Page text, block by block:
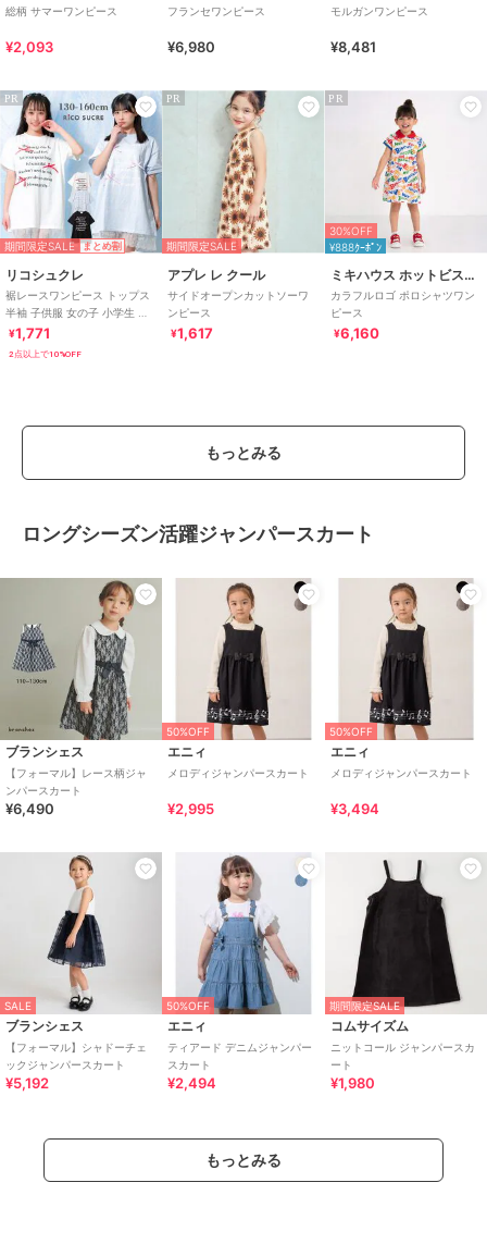
総柄 サマーワンピース
¥2,093
フランセワンピース
¥6,980
モルガンワンピース
¥8,481
PR
期間限定SALE まとめ割
リコシュクレ
裾レースワンピース トップス
半袖 子供服 女の子 小学生 中
学生
¥1,771
2点以上で10%OFF
PR
期間限定SALE
アプレ レ クール
サイドオープンカットソーワ
ンピース
¥1,617
PR
30%OFF
¥888ｸｰﾎﾟﾝ
ミキハウス ホットビスケッツ
カラフルロゴ ポロシャツワン
ピース
¥6,160
もっとみる
ロングシーズン活躍ジャンパースカート
ブランシェス
【フォーマル】レース柄ジャ
ンパースカート
¥6,490
50%OFF
エニィ
メロディジャンパースカート
¥2,995
50%OFF
エニィ
メロディジャンパースカート
¥3,494
SALE
ブランシェス
【フォーマル】シャドーチェ
ックジャンパースカート
¥5,192
50%OFF
エニィ
ティアード デニムジャンパー
スカート
¥2,494
期間限定SALE
コムサイズム
ニットコール ジャンパースカ
ート
¥1,980
もっとみる